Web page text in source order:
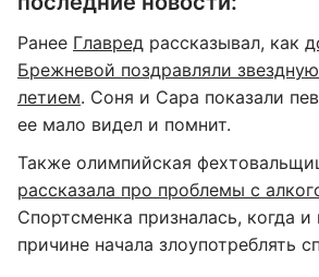
Ранее Главред рассказывал, как
Брежневой поздравляли
летием. Соня и Сара показали
ее мало видел и помнит.
Также олимпийская
рассказала про проблемы с
Спортсменка призналась, когда и
причине начала злоупотреблять